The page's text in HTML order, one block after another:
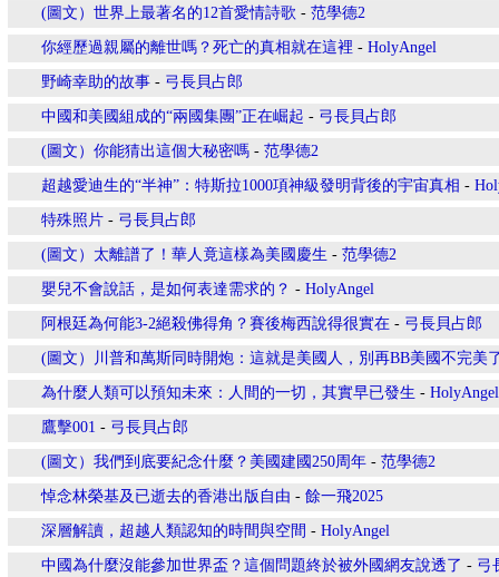
(圖文）世界上最著名的12首愛情詩歌 - 范學德2
你經歷過親屬的離世嗎？死亡的真相就在這裡 - HolyAngel
野崎幸助的故事 - 弓長貝占郎
中國和美國組成的“兩國集團”正在崛起 - 弓長貝占郎
(圖文）你能猜出這個大秘密嗎 - 范學德2
超越愛迪生的“半神”：特斯拉1000項神級發明背後的宇宙真相 -
特殊照片 - 弓長貝占郎
(圖文）太離譜了！華人竟這樣為美國慶生 - 范學德2
嬰兒不會說話，是如何表達需求的？ - HolyAngel
阿根廷為何能3-2絕殺佛得角？賽後梅西說得很實在 - 弓長貝占郎
(圖文）川普和萬斯同時開炮：這就是美國人，別再BB美國不完美
為什麼人類可以預知未來：人間的一切，其實早已發生 - HolyAngel
鷹擊001 - 弓長貝占郎
(圖文）我們到底要紀念什麼？美國建國250周年 - 范學德2
悼念林榮基及已逝去的香港出版自由 - 餘一飛2025
深層解讀，超越人類認知的時間與空間 - HolyAngel
中國為什麼沒能參加世界盃？這個問題終於被外國網友說透了 - 弓